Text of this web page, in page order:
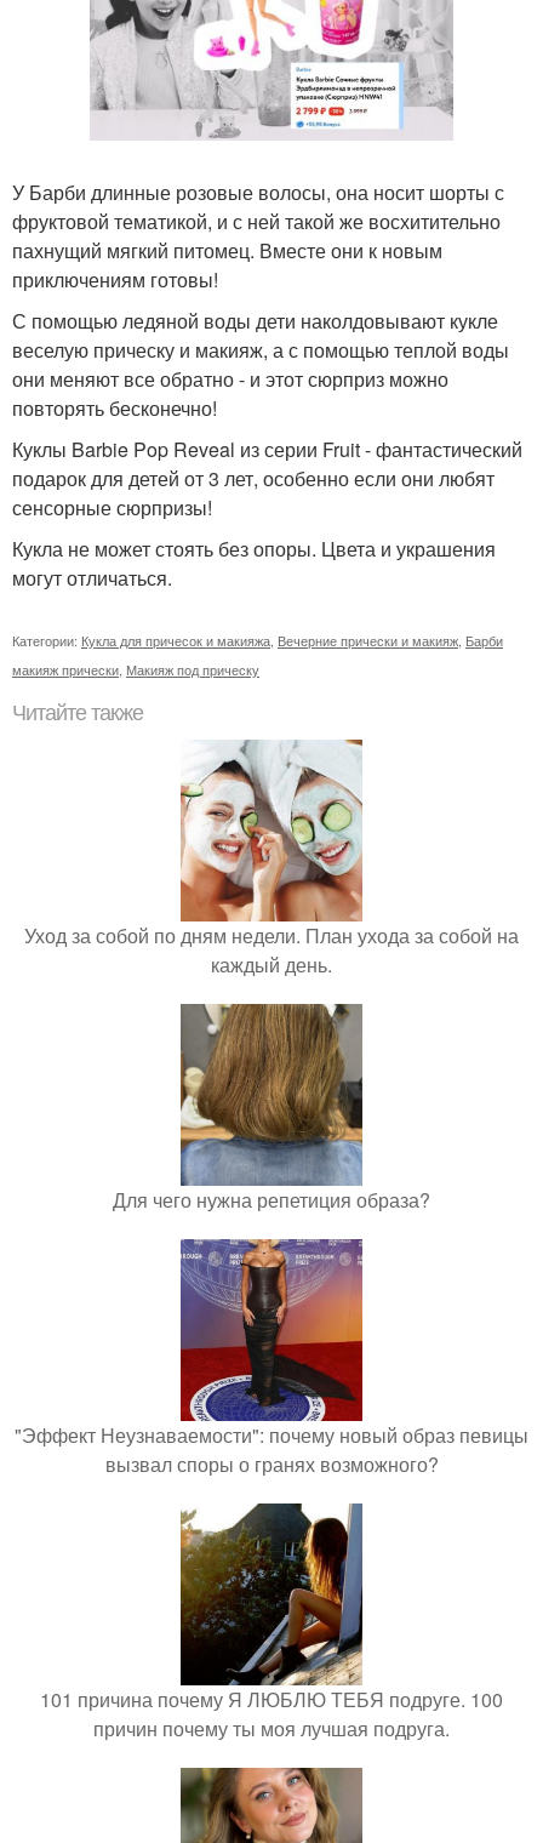
У Барби длинные розовые волосы, она носит шорты с
фруктовой тематикой, и с ней такой же восхитительно
пахнущий мягкий питомец. Вместе они к новым
приключениям готовы!
С помощью ледяной воды дети наколдовывают кукле
веселую прическу и макияж, а с помощью теплой воды
они меняют все обратно - и этот сюрприз можно
повторять бесконечно!
Куклы Barbie Pop Reveal из серии Fruit - фантастический
подарок для детей от 3 лет, особенно если они любят
сенсорные сюрпризы!
Кукла не может стоять без опоры. Цвета и украшения
могут отличаться.
Категории: Кукла для причесок и макияжа Вечерние прически и макияж Барби
макияж прически Макияж под прическу
Читайте также
Уход за собой по дням недели. План ухода за собой на
каждый день.
Для чего нужна репетиция образа?
"Эффект Неузнаваемости": почему новый образ певицы
вызвал споры о гранях возможного?
101 причина почему Я ЛЮБЛЮ ТЕБЯ подруге. 100
причин почему ты моя лучшая подруга.